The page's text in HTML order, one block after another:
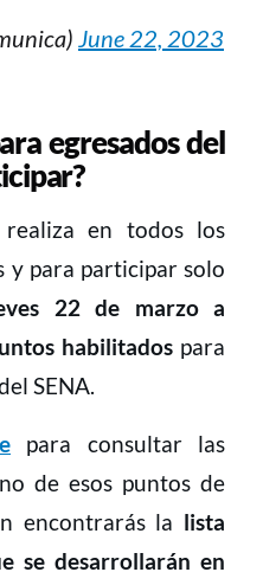
June 22, 2023
egresados del
realiza en todos los
y para participar solo
22 de marzo a
habilitados para
SENA.
para consultar las
de esos puntos de
encontrarás la lista
se desarrollarán en